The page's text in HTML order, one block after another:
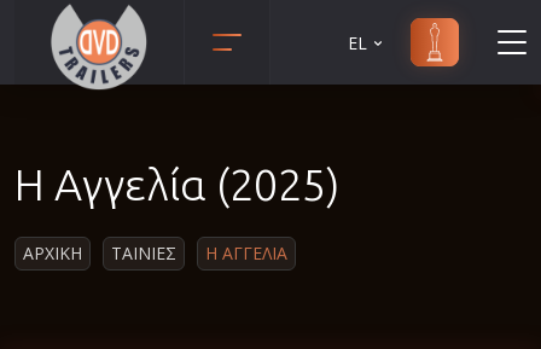
Αισθηματικές
Αστυνομικές
EL
Η Αγγελία (2025)
ΑΡΧΙΚΗ ΤΑΙΝΙΕΣ Η ΑΓΓΕΛΙΑ